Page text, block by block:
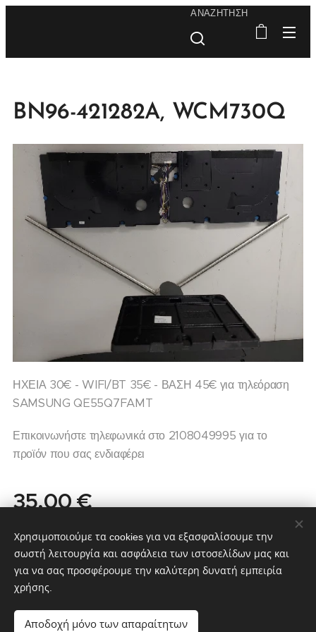
ΑΝΑΖΉΤΗΣΗ
BN96-421282A, WCM730Q
ΗΧΕΙΑ 30€ - WIFI/BT 35€ - ΒΑΣΗ 45€ για τηλεόραση
SAMSUNG QE55Q7FAMT
Επικοινωνήστε τηλεφωνικά στο 2108049995 για το
προϊόν που σας ενδιαφέρει
35,00€
Υλοποιήθηκε από:partstv.gr
Χρησιμοποιούμε τα cookies για να εξασφαλίσουμε την
σωστή λειτουργία και ασφάλεια των ιστοσελίδων μας και
για να σας προσφέρουμε την καλύτερη δυνατή εμπειρία
χρήσης.
Αποδοχή μόνο των απαραίτητων